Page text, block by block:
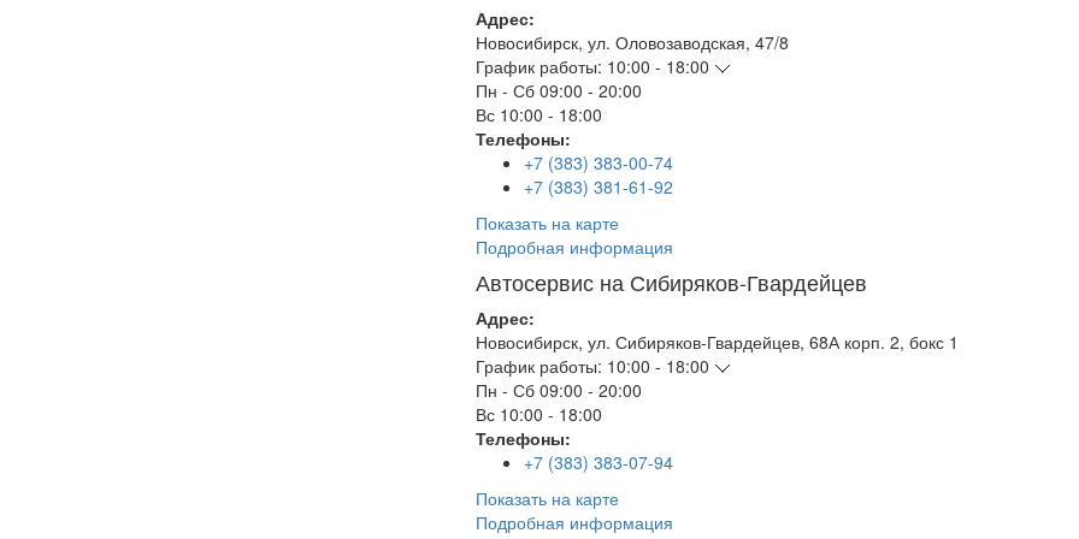
Адрес:
Новосибирск, ул. Оловозаводская, 47/8
График работы: 10:00 - 18:00
Пн - Сб 09:00 - 20:00
Вс 10:00 - 18:00
Телефоны:
+7 (383) 383-00-74
+7 (383) 381-61-92
Показать на карте
Подробная информация
Автосервис на Сибиряков-Гвардейцев
Адрес:
Новосибирск, ул. Сибиряков-Гвардейцев, 68А корп. 2, бокс 1
График работы: 10:00 - 18:00
Пн - Сб 09:00 - 20:00
Вс 10:00 - 18:00
Телефоны:
+7 (383) 383-07-94
Показать на карте
Подробная информация